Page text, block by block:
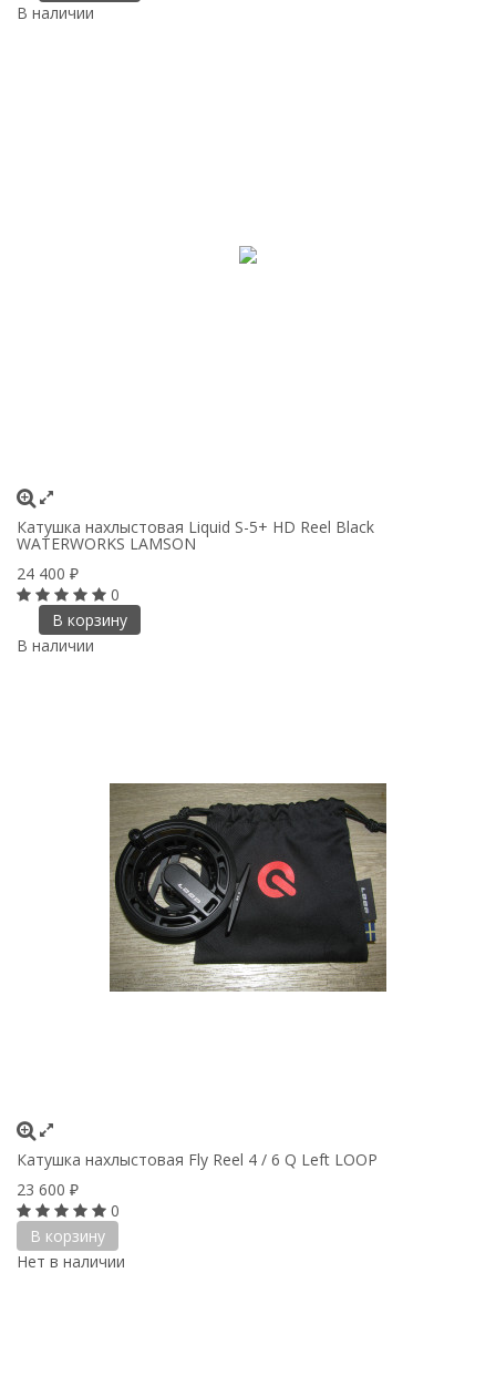
В наличии
Катушка нахлыстовая Liquid S-5+ HD Reel Black
WATERWORKS LAMSON
24 400 ₽
0
В корзину
В наличии
Катушка нахлыстовая Fly Reel 4 / 6 Q Left LOOP
23 600 ₽
0
В корзину
Нет в наличии